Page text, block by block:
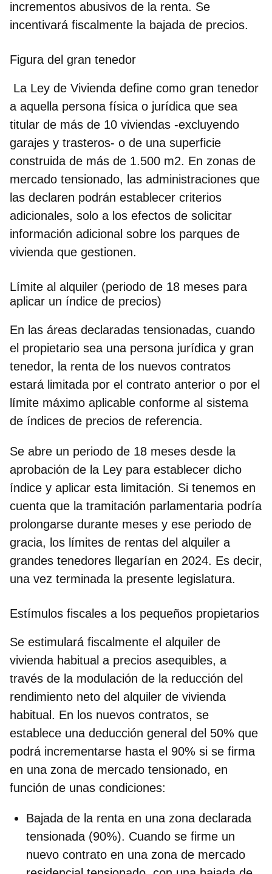
incrementos abusivos de la renta. Se
incentivará fiscalmente la bajada de precios.
Figura del gran tenedor
La Ley de Vivienda define como gran tenedor
a aquella persona física o jurídica que sea
titular de más de 10 viviendas -excluyendo
garajes y trasteros- o de una superficie
construida de más de 1.500 m2. En zonas de
mercado tensionado, las administraciones que
las declaren podrán establecer criterios
adicionales, solo a los efectos de solicitar
información adicional sobre los parques de
vivienda que gestionen.
Límite al alquiler (periodo de 18 meses para
aplicar un índice de precios)
En las áreas declaradas tensionadas, cuando
el propietario sea una persona jurídica y gran
tenedor, la renta de los nuevos contratos
estará limitada por el contrato anterior o por el
límite máximo aplicable conforme al sistema
de índices de precios de referencia.
Se abre un periodo de 18 meses desde la
aprobación de la Ley para establecer dicho
índice y aplicar esta limitación. Si tenemos en
cuenta que la tramitación parlamentaria podría
prolongarse durante meses y ese periodo de
gracia, los límites de rentas del alquiler a
grandes tenedores llegarían en 2024. Es decir,
una vez terminada la presente legislatura.
Estímulos fiscales a los pequeños propietarios
Se estimulará fiscalmente el alquiler de
vivienda habitual a precios asequibles, a
través de la modulación de la reducción del
rendimiento neto del alquiler de vivienda
habitual. En los nuevos contratos, se
establece una deducción general del 50% que
podrá incrementarse hasta el 90% si se firma
en una zona de mercado tensionado, en
función de unas condiciones:
Bajada de la renta en una zona declarada
tensionada (90%). Cuando se firme un
nuevo contrato en una zona de mercado